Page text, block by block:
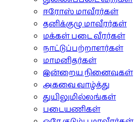
ஈரோஸ் மாவீரர்கள்
தனிக்குழு மாவீரர்கள்
மக்கள் படை வீரர்கள்
நாட்டுப்பற்றாளர்கள்
மாமனிதர்கள்
இன்றைய நினைவுகள்
அகவை வாழ்த்து
துயிலுமில்லங்கள்
படையணிகள்